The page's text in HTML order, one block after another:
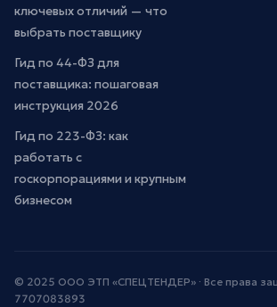
ключевых отличий — что
выбрать поставщику
Гид по 44-ФЗ для
поставщика: пошаговая
инструкция 2026
Гид по 223-ФЗ: как
работать с
госкорпорациями и крупным
бизнесом
© 2025 ООО ЭТП «СПЕЦТЕНДЕР» · Все права
7707083893